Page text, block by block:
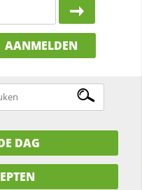
AANMELDEN
DAG